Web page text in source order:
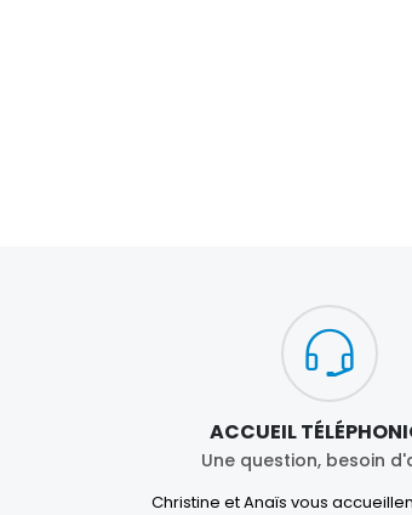
ACCUEIL
Une question, besoin
Christine et Anaïs vous